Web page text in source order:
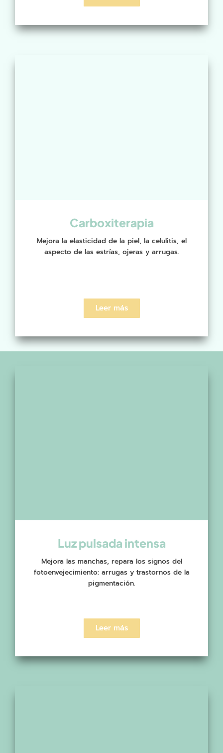
Carboxiterapia
Mejora la elasticidad de la piel, la celulitis, el
aspecto de las estrías, ojeras y arrugas.
Leer más
Luz pulsada intensa
Mejora las manchas, repara los signos del
fotoenvejecimiento: arrugas y trastornos de la
pigmentación.
Leer más